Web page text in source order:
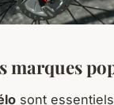
marques
sont